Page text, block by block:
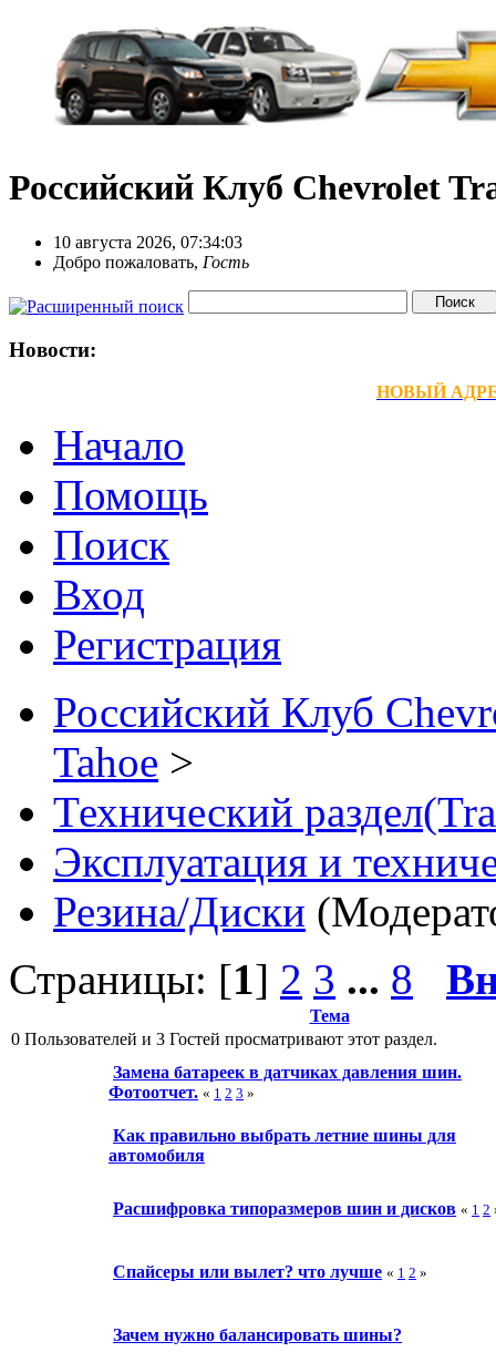
Российский Клуб Chevrolet
10 августа 2026, 07:34:03
Добро пожаловать, Гость
Новости:
НОВЫЙ АДРЕС
Начало
Помощь
Поиск
Вход
Регистрация
Российский Клуб
Tahoe >
Технический
Эксплуатация и
Резина/Диски
Страницы: [1] 2 3 ... 8
Тема
0 Пользователей и 3 Гостей просматривают этот раздел.
Замена батареек в датчиках давления шин.
Фотоотчет. « 1 2 3 »
Как правильно выбрать летние шины для
автомобиля
Расшифровка типоразмеров шин и дисков « 1 2
Спайсеры или вылет? что лучше « 1 2 »
Зачем нужно балансировать шины?